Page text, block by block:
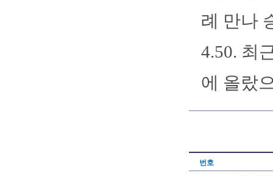
례 만나
4.50. 최
에 올랐
번호